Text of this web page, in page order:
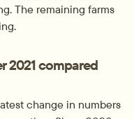
The remaining farms
2021 compared
change in numbers